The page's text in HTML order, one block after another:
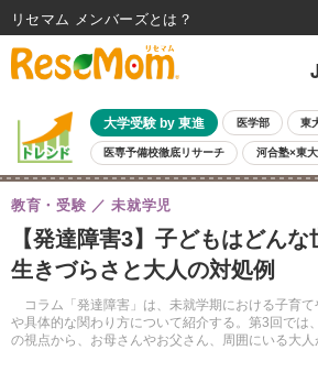
大学受験 by 東進 医学部 東
医専予備校徹底リサーチ 河合塾×東
親子で考える大学選び 高校受験 中学受験
共通テスト 夏休み
8月開催イベント・WS 全国公立高校 過去問 人
自由研究教材（小学生向け） 自由研究教材（中学生向
【発達障害3】子どもはどんな
生きづらさと大人の対処例
コラム「発達障害」は、未就学期における子育
や具体的な関わり方について紹介する。第3回では
の視点から、お母さんやお父さん、周囲にいる大
教育・受験 未就学児
リセマム メンバーズ